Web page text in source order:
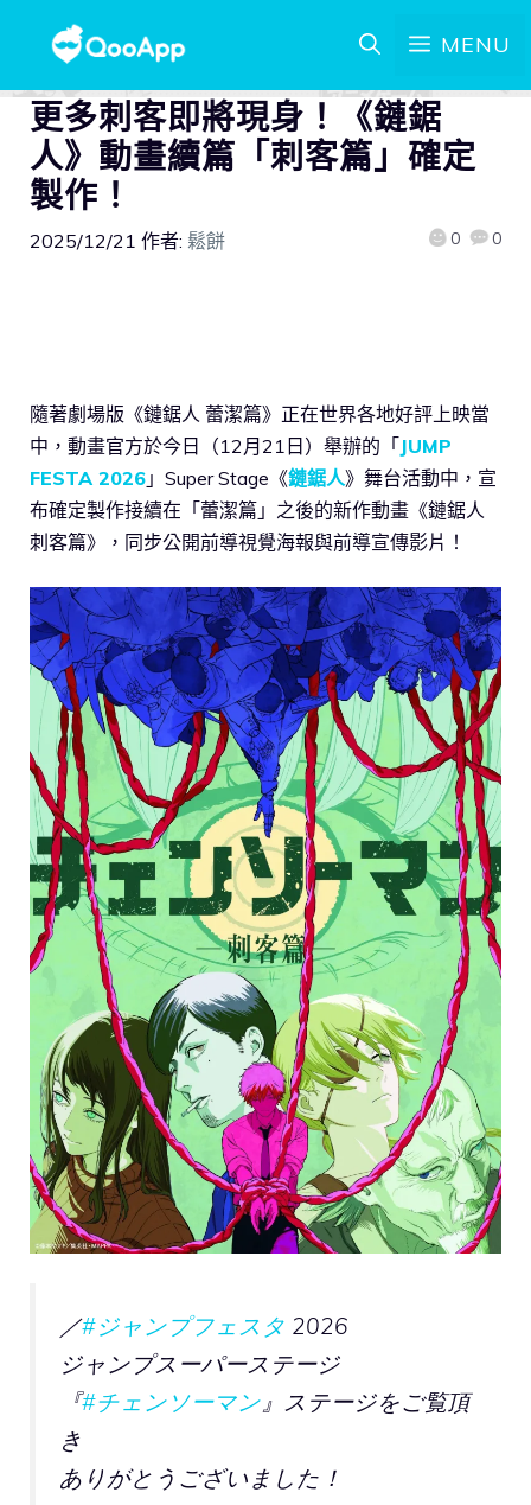
MENU
更多刺客即將現身！《鏈鋸
人》動畫續篇「刺客篇」確定
製作！
2025/12/21 作者: 鬆餅 0 0
隨著劇場版《鏈鋸人 蕾潔篇》正在世界各地好評上映當
中，動畫官方於今日（12月21日）舉辦的「JUMP
FESTA 2026 」Super Stage《鏈鋸人》舞台活動中，宣
布確定製作接續在「蕾潔篇」之後的新作動畫《鏈鋸人
刺客篇》，同步公開前導視覺海報與前導宣傳影片！
／#ジャンプフェスタ 2026
ジャンプスーパーステージ
『#チェンソーマン 』ステージをご覧頂
き
ありがとうございました！